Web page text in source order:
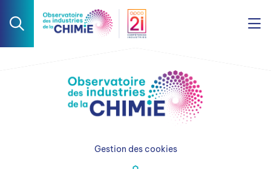
Gestion des cookies